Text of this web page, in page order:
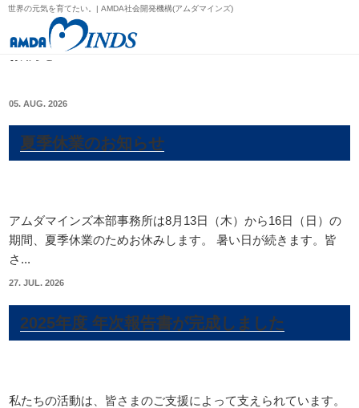
世界の元気を育てたい。| AMDA社会開発機構(アムダマインズ)
05. AUG. 2026
夏季休業のお知らせ
アムダマインズ本部事務所は8月13日（木）から16日（日）の
期間、夏季休業のためお休みします。 暑い日が続きます。皆
さ...
27. JUL. 2026
2025年度 年次報告書が完成しました
私たちの活動は、皆さまのご支援によって支えられています。